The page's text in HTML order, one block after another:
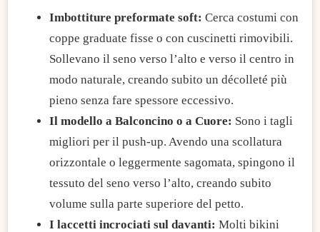
​Imbottiture preformate soft: Cerca costumi con
coppe graduate fisse o con cuscinetti rimovibili.
Sollevano il seno verso l’alto e verso il centro in
modo naturale, creando subito un décolleté più
pieno senza fare spessore eccessivo.
​Il modello a Balconcino o a Cuore: Sono i tagli
migliori per il push-up. Avendo una scollatura
orizzontale o leggermente sagomata, spingono il
tessuto del seno verso l’alto, creando subito
volume sulla parte superiore del petto.​
I laccetti incrociati sul davanti: Molti bikini